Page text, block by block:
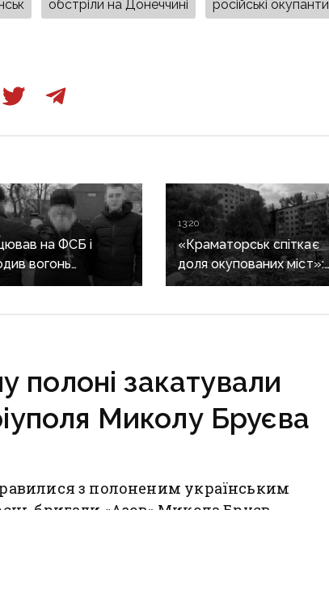
обстріли на Донеччині російські окупанти
на ФСБ і
вогонь
ЗСУ:
13:20
«Краматорськ спіткає
доля окупованих міст»:
військовий оглядач про
полоні закатували
Миколу Бруєва
з полоненим українським
бригади «Азов» Микола Бруєв.